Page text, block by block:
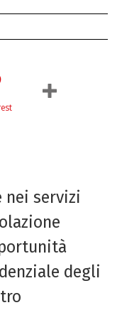
nei servizi
degli